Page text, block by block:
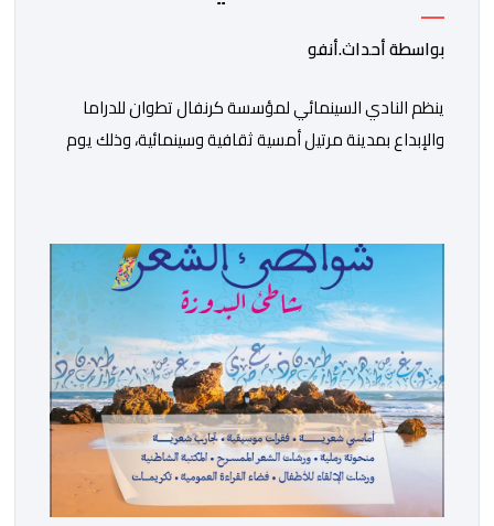
بمرتيل
بواسطة أحداث.أنفو
ينظم النادي السينمائي لمؤسسة كرنفال تطوان للدراما
والإبداع بمدينة مرتيل أمسية ثقافية وسينمائية، وذلك يوم
الشراكة المبرمة بين الجامعة الوطنية للأندية السينمائية
بالمغرب ووزارة الشباب والثقافة والتواصل – قطاع الثقافة،
وتنزيلا لبرنامجها الرامي إلى تعزيز الثقافة السينمائية […]